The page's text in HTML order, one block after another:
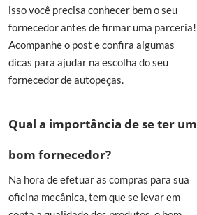
isso você precisa conhecer bem o seu
fornecedor antes de firmar uma parceria!
Acompanhe o post e confira algumas
dicas para ajudar na escolha do seu
fornecedor de autopeças.
Qual a importância de se ter um
bom fornecedor?
Na hora de efetuar as compras para sua
oficina mecânica, tem que se levar em